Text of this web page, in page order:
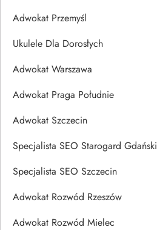
Adwokat Przemyśl
Ukulele Dla Dorosłych
Adwokat Warszawa
Adwokat Praga Południe
Adwokat Szczecin
Specjalista SEO Starogard Gdański
Specjalista SEO Szczecin
Adwokat Rozwód Rzeszów
Adwokat Rozwód Mielec